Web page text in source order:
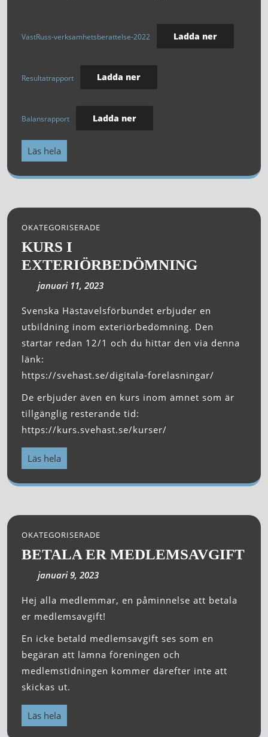
VastRuss-verksamhetsberattelse-2022 Ladda ner
Resultatrapport Ladda ner
Balansrapport Ladda ner
Läs hela
OKATEGORISERADE
KURS I
EXTERIÖRBEDÖMNING
januari 11, 2023
Svenska Hästavelsförbundet erbjuder en
utbildning inom exteriörbedömning. Den
startar redan 12/1 och du hittar den via denna
länk:
https://svehast.se/digitala-forelasningar/
De erbjuder även en kurs inom ämnet som är
tillgänglig resterande tid:
https://kurs.svehast.se/kurser/
Läs hela
OKATEGORISERADE
BETALA ER MEDLEMSAVGIFT
januari 9, 2023
Hej alla medlemmar, en påminnelse att betala
er medlemsavgift!
En icke betald medlemsavgift ses som en
begäran att lämna föreningen och
medlemstidningen kommer därefter inte att
skickas ut.
Läs hela